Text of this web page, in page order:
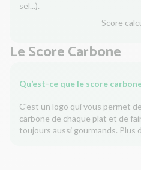
sel...).
Score
Le Score Carbone
Qu’est-ce que le score
C'est un logo qui vous permet
carbone de chaque plat et de
toujours aussi gourmands. Plus